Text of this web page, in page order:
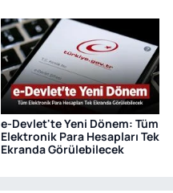
e-Devlet'te Yeni Dönem: Tüm
Elektronik Para Hesapları Tek
Ekranda Görülebilecek